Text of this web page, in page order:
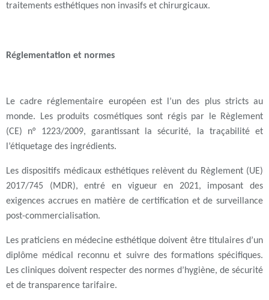
traitements esthétiques non invasifs et chirurgicaux.
Réglementation et normes
Le cadre réglementaire européen est l’un des plus stricts au
monde. Les produits cosmétiques sont régis par le Règlement
(CE) n° 1223/2009, garantissant la sécurité, la traçabilité et
l’étiquetage des ingrédients.
Les dispositifs médicaux esthétiques relèvent du Règlement (UE)
2017/745 (MDR), entré en vigueur en 2021, imposant des
exigences accrues en matière de certification et de surveillance
post-commercialisation.
Les praticiens en médecine esthétique doivent être titulaires d’un
diplôme médical reconnu et suivre des formations spécifiques.
Les cliniques doivent respecter des normes d’hygiène, de sécurité
et de transparence tarifaire.